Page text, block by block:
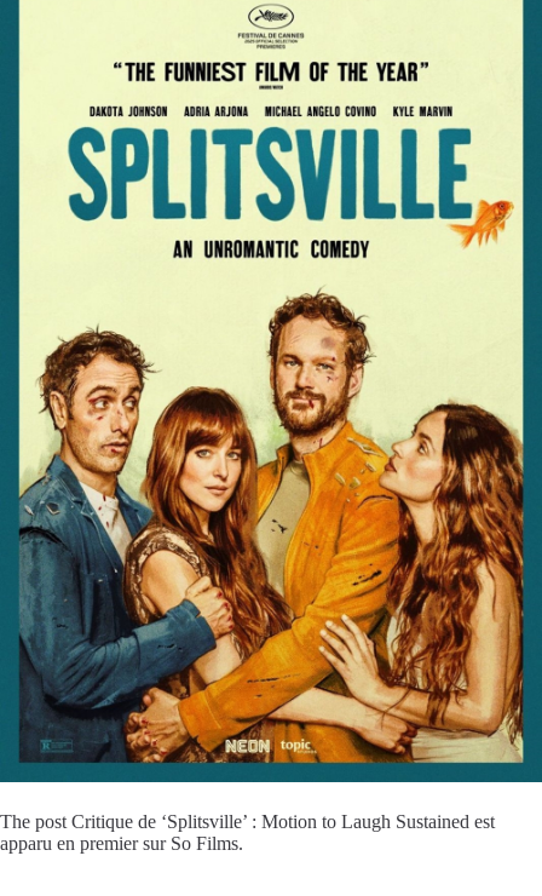
The post Critique de ‘Splitsville’ : Motion to Laugh Sustained est
apparu en premier sur So Films.